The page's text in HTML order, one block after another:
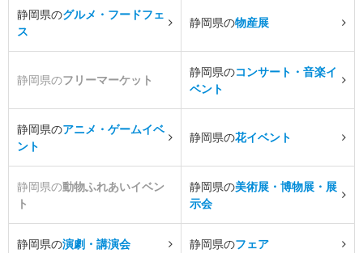
静岡県のグルメ・フードフェ
ス
静岡県の物産展
静岡県のフリーマーケット
静岡県のコンサート・音楽イ
ベント
静岡県のアニメ・ゲームイベ
ント
静岡県の花イベント
静岡県の動物ふれあいイベン
ト
静岡県の美術展・博物展・展
示会
静岡県の演劇・講演会 静岡県のフェア